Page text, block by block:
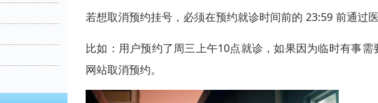
若想取消预约挂号，必须在预约就诊时间前的 23:59 前通过
比如：用户预约了周三上午10点就诊，如果因为临时有事
网站取消预约。